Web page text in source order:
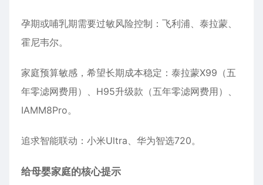
孕期或哺乳期需要过敏风险控制：飞利浦、泰拉蒙、
霍尼韦尔。
家庭预算敏感，希望长期成本稳定：泰拉蒙X99（五
年零滤网费用）、H95升级款（五年零滤网费用）、
IAMM8Pro。
追求智能联动：小米Ultra、华为智选720。
给母婴家庭的核心提示